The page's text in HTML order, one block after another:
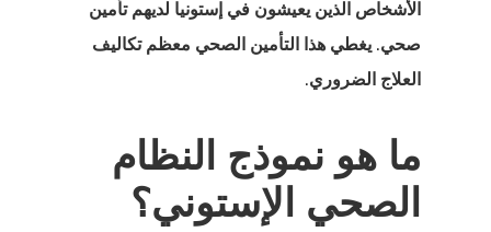
الأشخاص الذين يعيشون في إستونيا لديهم تأمين
صحي. يغطي هذا التأمين الصحي معظم تكاليف
العلاج الضروري.
ما هو نموذج النظام
الصحي الإستوني؟